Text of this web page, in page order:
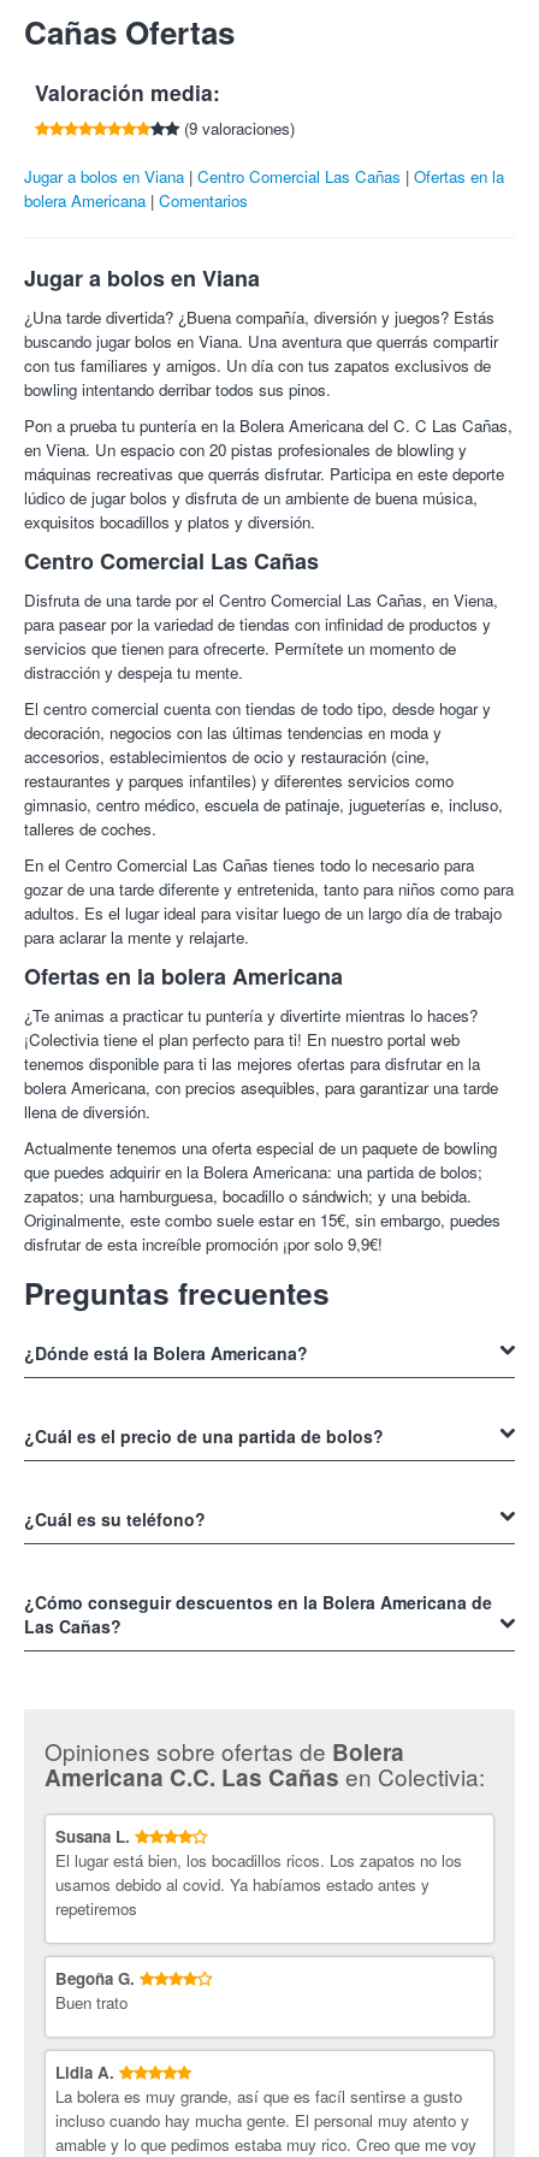
1 bebida a elegir entre: refresco, caña o agua.
¿Entre qué burger, bocadillo o sandwich puedes elegir?
1- Bocadillos:
Semi -pleno (Bacon y queso).
Pleno (Lomo, bacon y queso).
Medium (Jamón serrano, tomate y queso).
mahonesa).
Picasso (Tortilla francesa y pimiento verde).
Velázquez (Lomo y pimiento verde).
El Greco (Perrito caliente).
Miguel Angel (Pechuga con cebolla).
Goya (Lomo adobado con pimiento rojo).
Monet (Lomo adobado con queso).
DaVinci (Lomo queso).
Dalí (Tortilla de patata con jamón serrano).
Brooklyn (Calamares con alioli).
2- Sanwich:
Mixto (Jamón york y queso).
Vegetal (Lechuga, tomate, huevo, espárragos y mahonesa).
Habanero (Jamón york, queso y huevo).
Simple (Carne de ternera en burger).
Con Queso (Carne de ternera con queso).
Completa (Carne, lechuga, tomate, cebolla, queso y
pepinillo).
Bolera Americana. C.C. Las Cañas.
Comercial Las Cañas, Viana, ofrece la posibilidad de iniciarse
en este deporte lúdico en familia y disfruta de una tarde
divertida. Podéis encontrar todo tipo de máquinas recreativas;
billares, camas elásticas...
Pon a prueba tu puntería y diviértete con tus amigos en las 20
para pasar un día de risa y diversión. ¡Un lugar perfecto para
todo tipo de celebraciones!
¡Diversión garantizada con las ofertas de Colectivia!
Las bebidas alcohólicas sólo para mayores de 18 años.
Tlf:948 446 585
Cañas Ofertas
Valoración media:
(9 valoraciones)
Jugar a bolos en Viana Centro Comercial Las Cañas
Ofertas en la
bolera Americana Comentarios
Jugar a bolos en Viana
¿Una tarde divertida? ¿Buena compañía, diversión y juegos? Estás
buscando jugar bolos en Viana. Una aventura que querrás compartir
con tus familiares y amigos. Un día con tus zapatos exclusivos de
bowling intentando derribar todos sus pinos.
Pon a prueba tu puntería en la Bolera Americana del C. C Las Cañas,
en Viena. Un espacio con 20 pistas profesionales de blowling y
máquinas recreativas que querrás disfrutar. Participa en este deporte
lúdico de jugar bolos y disfruta de un ambiente de buena música,
exquisitos bocadillos y platos y diversión.
Centro Comercial Las Cañas
Disfruta de una tarde por el Centro Comercial Las Cañas, en Viena,
para pasear por la variedad de tiendas con infinidad de productos y
servicios que tienen para ofrecerte. Permítete un momento de
distracción y despeja tu mente.
El centro comercial cuenta con tiendas de todo tipo, desde hogar y
decoración, negocios con las últimas tendencias en moda y
accesorios, establecimientos de ocio y restauración (cine,
restaurantes y parques infantiles) y diferentes servicios como
gimnasio, centro médico, escuela de patinaje, jugueterías e, incluso,
talleres de coches.
En el Centro Comercial Las Cañas tienes todo lo necesario para
gozar de una tarde diferente y entretenida, tanto para niños como para
adultos. Es el lugar ideal para visitar luego de un largo día de trabajo
para aclarar la mente y relajarte.
Ofertas en la bolera Americana
¿Te animas a practicar tu puntería y divertirte mientras lo haces?
¡Colectivia tiene el plan perfecto para ti! En nuestro portal web
tenemos disponible para ti las mejores ofertas para disfrutar en la
bolera Americana, con precios asequibles, para garantizar una tarde
llena de diversión.
Actualmente tenemos una oferta especial de un paquete de bowling
que puedes adquirir en la Bolera Americana: una partida de bolos;
zapatos; una hamburguesa, bocadillo o sándwich; y una bebida.
Originalmente, este combo suele estar en 15€, sin embargo, puedes
disfrutar de esta increíble promoción ¡por solo 9,9€!
Preguntas frecuentes
¿Dónde está la Bolera Americana?
en Viana, Navarra.
¿Cuál es el precio de una partida de bolos?
edad que tengas, el día y, posiblemente, la hora en la que te animes a
jugar una partida.
¿Cuál es su teléfono?
puedes llamar a su teléfono 948 446 585.
¿Cómo conseguir descuentos en la Bolera Americana de
Las Cañas?
tenemos para ti, ¿qué esperas? ¡Adquiere ya tu cupón y diviértete!
Opiniones sobre ofertas de Bolera
Americana C.C. Las Cañas en Colectivia:
Susana L.
El lugar está bien, los bocadillos ricos. Los zapatos no los
usamos debido al covid. Ya habíamos estado antes y
repetiremos
Begoña G.
Buen trato
Lidia A.
La bolera es muy grande, así que es facíl sentirse a gusto
incluso cuando hay mucha gente. El personal muy atento y
amable y lo que pedimos estaba muy rico. Creo que me voy